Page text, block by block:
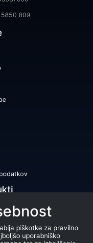
5850 809
piškotke za pravilno
uporabniško